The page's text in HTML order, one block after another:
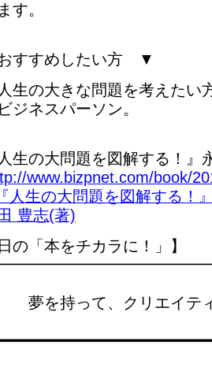
す。
すめしたい方 ▼
大きな問題を考えたい
スパーソン。
の大問題を図解する！』
www.bizpnet.com/book/
の「本をチカラに！」】
持って、クリエイティ